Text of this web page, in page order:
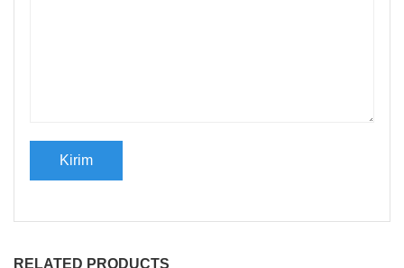
RELATED PRODUCTS